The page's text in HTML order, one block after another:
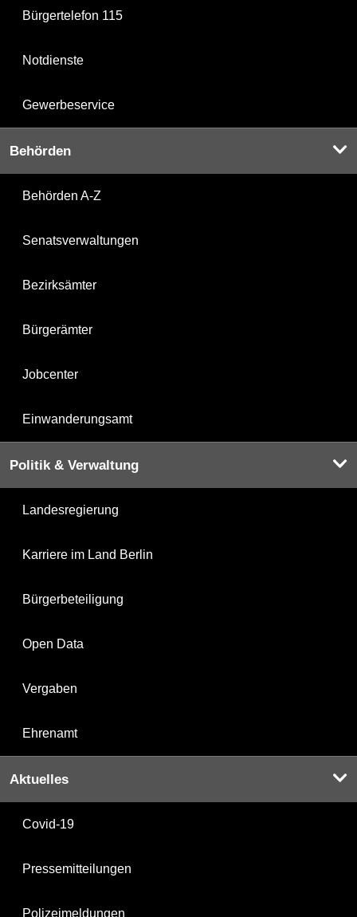
Bürgertelefon 115
Notdienste
Gewerbeservice
Behörden
Behörden A-Z
Senatsverwaltungen
Bezirksämter
Bürgerämter
Jobcenter
Einwanderungsamt
Politik & Verwaltung
Landesregierung
Karriere im Land Berlin
Bürgerbeteiligung
Open Data
Vergaben
Ehrenamt
Aktuelles
Covid-19
Pressemitteilungen
Polizeimeldungen